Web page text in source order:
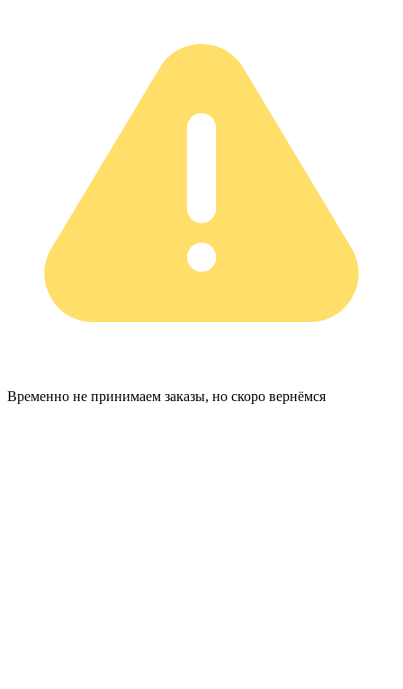
Временно не принимаем заказы, но скоро вернёмся